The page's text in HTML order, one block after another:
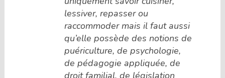
lessiver, repasser ou
raccommoder mais il faut aussi
qu’elle possède des notions de
puériculture, de psychologie,
de pédagogie appliquée, de
droit familial, de législation